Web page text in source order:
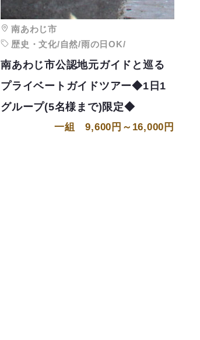
南あわじ市
歴史・文化/自然/雨の日OK/
南あわじ市公認地元ガイドと巡る
プライベートガイドツアー◆1日1
グループ(5名様まで)限定◆
一組 9,600円～16,000円